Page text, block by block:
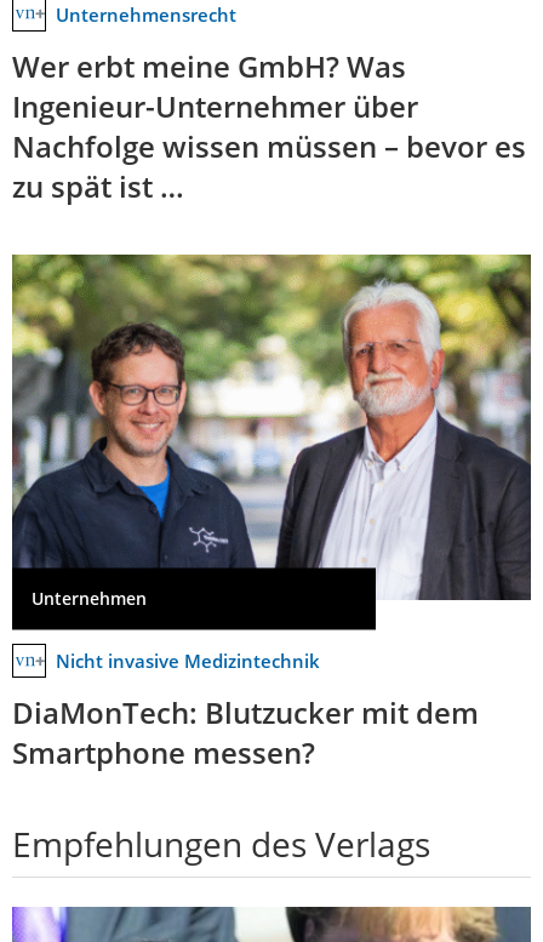
Unternehmensrecht
Wer erbt meine GmbH? Was
Ingenieur-Unternehmer über
Nachfolge wissen müssen – bevor es
zu spät ist …
Unternehmen
Nicht invasive Medizintechnik
DiaMonTech: Blutzucker mit dem
Smartphone messen?
Empfehlungen des Verlags